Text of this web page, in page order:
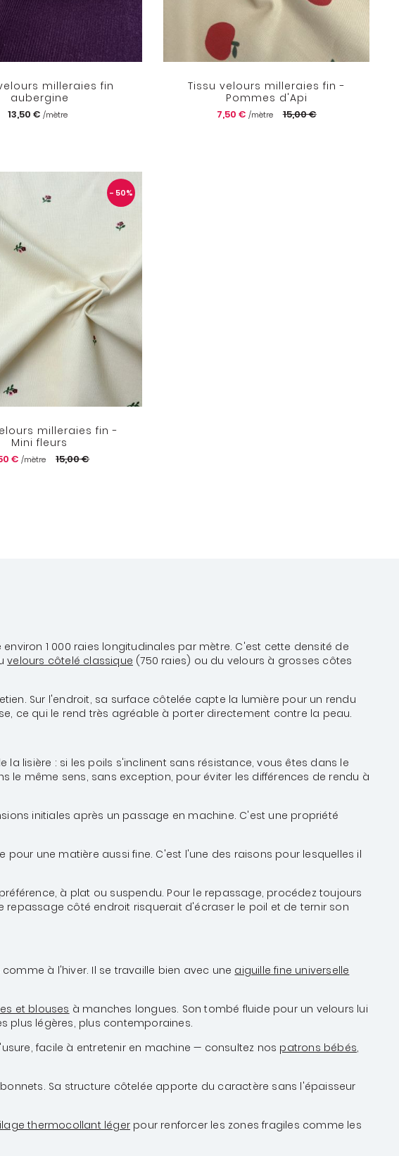
milleraies fin
aubergine
13,50 €/mètre
Tissu velours milleraies fin -
Pommes d'Api
7,50 € /mètre 15,00 €
- 50%
milleraies fin -
Mini fleurs
€/mètre 15,00 €
1 000 raies longitudinales par mètre. C'est cette densité de
velours côtelé classique (750 raies) ou du velours à grosses côtes
Sur l'endroit, sa surface côtelée capte la lumière pour un rendu
ce qui le rend très agréable à porter directement contre la peau.
lisière : si les poils s'inclinent sans résistance, vous êtes dans le
même sens, sans exception, pour éviter les différences de rendu à
initiales après un passage en machine. C'est une propriété
une matière aussi fine. C'est l'une des raisons pour lesquelles il
à plat ou suspendu. Pour le repassage, procédez toujours
côté endroit risquerait d'écraser le poil et de ternir son
à l'hiver. Il se travaille bien avec une aiguille fine universelle
et blouses à manches longues. Son tombé fluide pour un velours lui
plus légères, plus contemporaines.
facile à entretenir en machine — consultez nos patrons bébés,
Sa structure côtelée apporte du caractère sans l'épaisseur
thermocollant léger pour renforcer les zones fragiles comme les